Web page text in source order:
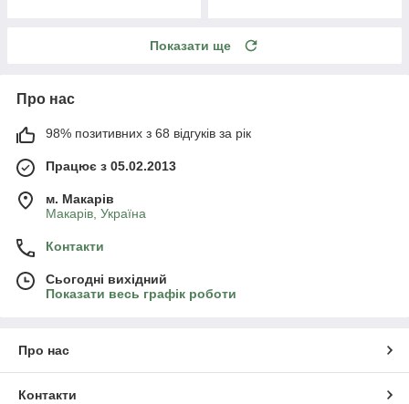
Показати ще
Про нас
98% позитивних з 68 відгуків за рік
Працює з 05.02.2013
м. Mакарів
Mакарів, Україна
Контакти
Сьогодні вихідний
Показати весь графік роботи
Про нас
Контакти